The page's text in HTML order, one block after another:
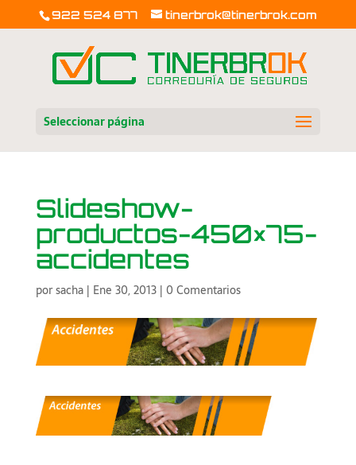
922 524 877 tinerbrok@tinerbrok.com
Seleccionar página
Slideshow-
productos-450×75-
accidentes
porsacha| Ene 30, 2013| 0 Comentarios